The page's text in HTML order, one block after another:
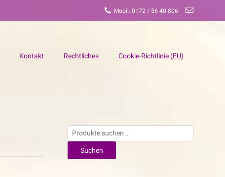
Mobil: 0172 / 56 40 806
Kontakt Rechtliches Cookie-Richtlinie (EU)
Suchen
nach:
Suchen